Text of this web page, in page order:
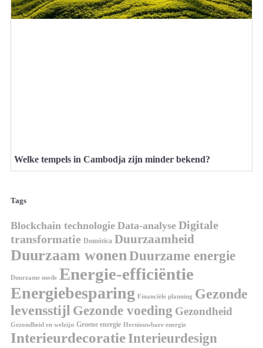
Welke tempels in Cambodja zijn minder bekend?
Tags
Blockchain technologie Data-analyse Digitale
transformatie Domótica Duurzaamheid
Duurzaam wonenDuurzame energie
Duurzame mode Energie-efficiëntie
Energiebesparing Financiële planning Gezonde
levensstijl Gezonde voeding Gezondheid
Gezondheid en welzijn Groene energie Hernieuwbare energie
InterieurdecoratieInterieurdesign